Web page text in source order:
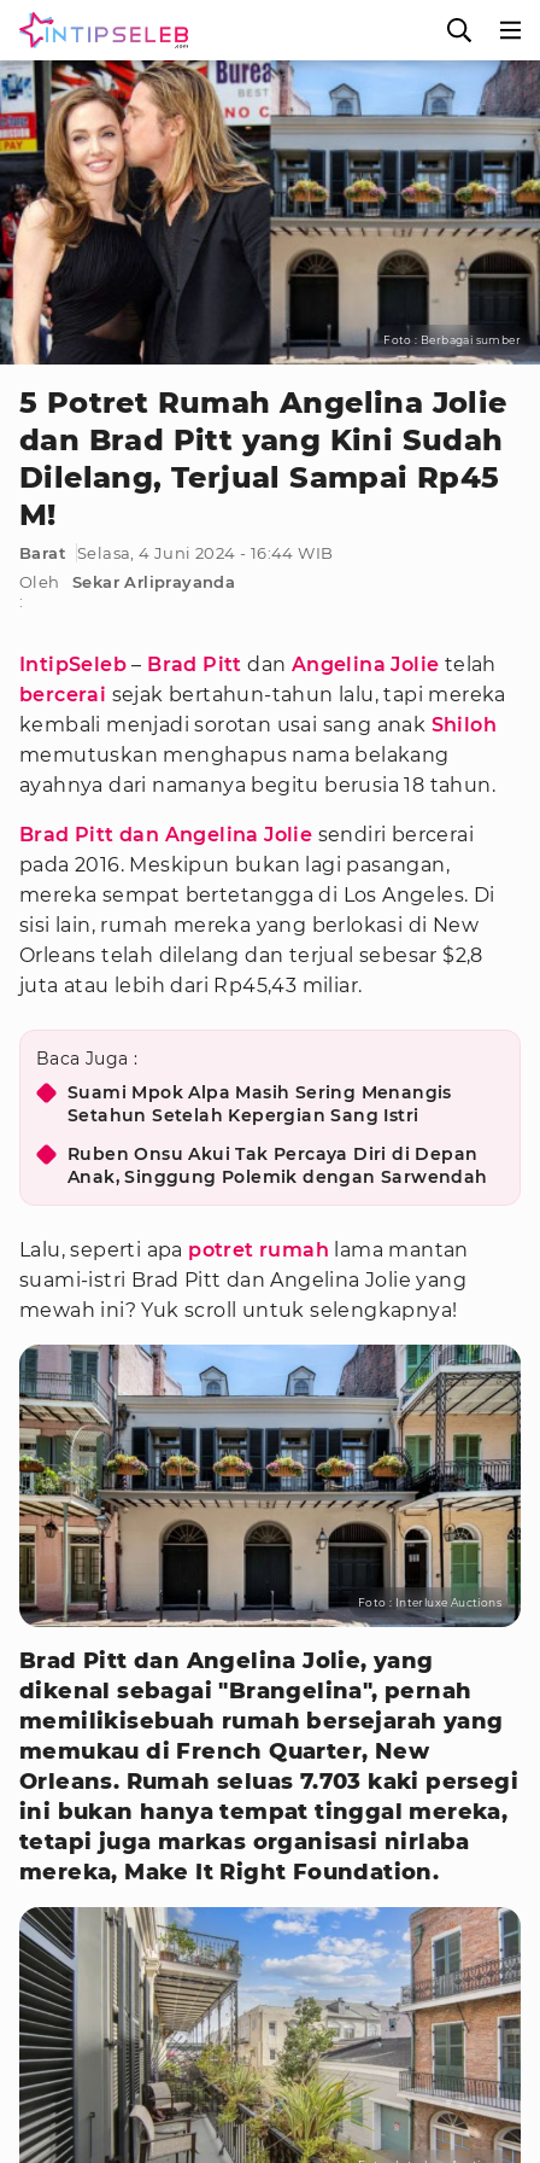
Foto : Berbagai sumber
5 Potret Rumah Angelina Jolie
dan Brad Pitt yang Kini Sudah
Dilelang, Terjual Sampai Rp45
M!
Barat
Selasa, 4 Juni 2024 - 16:44 WIB
Oleh
:
Sekar Arliprayanda
IntipSeleb – Brad Pitt dan Angelina Jolie telah
bercerai sejak bertahun-tahun lalu, tapi mereka
kembali menjadi sorotan usai sang anak Shiloh
memutuskan menghapus nama belakang
ayahnya dari namanya begitu berusia 18 tahun.
Brad Pitt dan Angelina Jolie sendiri bercerai
pada 2016. Meskipun bukan lagi pasangan,
mereka sempat bertetangga di Los Angeles. Di
sisi lain, rumah mereka yang berlokasi di New
Orleans telah dilelang dan terjual sebesar $2,8
juta atau lebih dari Rp45,43 miliar.
Baca Juga :
Suami Mpok Alpa Masih Sering Menangis
Setahun Setelah Kepergian Sang Istri
Ruben Onsu Akui Tak Percaya Diri di Depan
Anak, Singgung Polemik dengan Sarwendah
Lalu, seperti apa potret rumah lama mantan
suami-istri Brad Pitt dan Angelina Jolie yang
mewah ini? Yuk scroll untuk selengkapnya!
Foto : Interluxe Auctions
Brad Pitt dan Angelina Jolie, yang
dikenal sebagai "Brangelina", pernah
memilikisebuah rumah bersejarah yang
memukau di French Quarter, New
Orleans. Rumah seluas 7.703 kaki persegi
ini bukan hanya tempat tinggal mereka,
tetapi juga markas organisasi nirlaba
mereka, Make It Right Foundation.